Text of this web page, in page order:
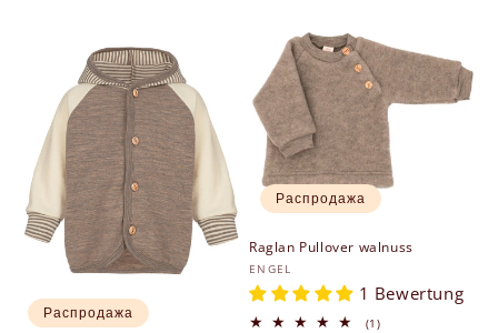
и
я
:
Распродажа
Распродажа
Raglan Pullover walnuss
Продавец:
ENGEL
1 Bewertung
(1)1